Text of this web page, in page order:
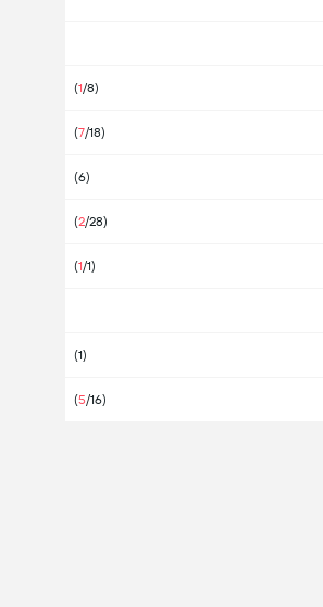
(1/8)
(7/18)
(6)
(2/28)
(1/1)
(1)
(5/16)